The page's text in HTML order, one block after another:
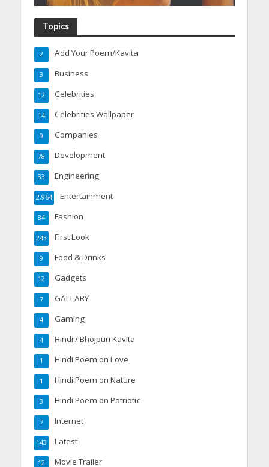
Topics
Add Your Poem/Kavita
2
Business
3
Celebrities
12
Celebrities Wallpaper
14
Companies
9
Development
78
Engineering
33
Entertainment
2,964
Fashion
84
First Look
243
Food & Drinks
9
Gadgets
12
GALLARY
7
Gaming
4
Hindi / Bhojpuri Kavita
4
Hindi Poem on Love
1
Hindi Poem on Nature
1
Hindi Poem on Patriotic
3
Internet
7
Latest
143
Movie Trailer
12